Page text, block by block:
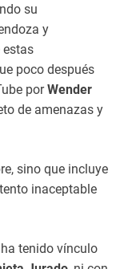
su
y
estas
poco después
porWender
de amenazas y
sino que incluye
inaceptable
tenido vínculo